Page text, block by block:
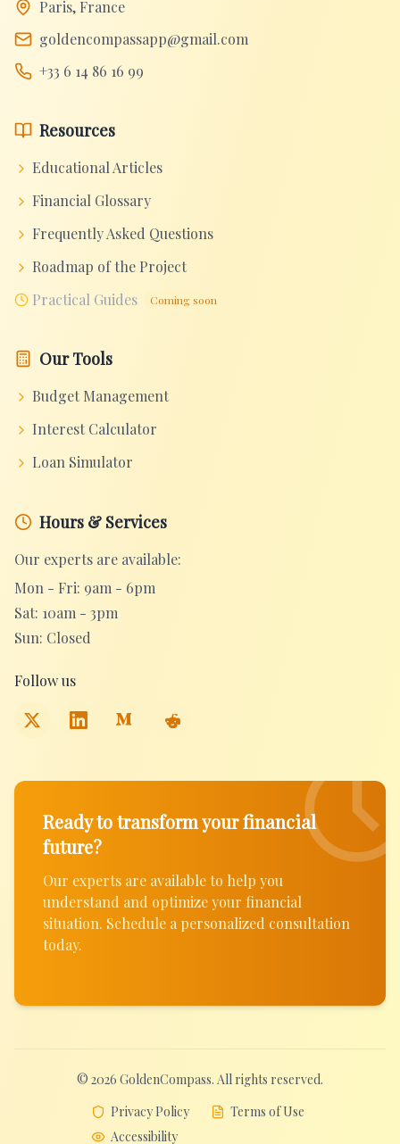
Paris, France
goldencompassapp@gmail.com
+33 6 14 86 16 99
Resources
Educational Articles
Financial Glossary
Frequently Asked Questions
Roadmap of the Project
Practical Guides
Coming soon
Our Tools
Budget Management
Interest Calculator
Loan Simulator
Hours & Services
Our experts are available:
Mon - Fri: 9am - 6pm
Sat: 10am - 3pm
Sun: Closed
Follow us
Ready to transform your financial
future?
Our experts are available to help you
understand and optimize your financial
situation. Schedule a personalized consultation
today.
© 2026 GoldenCompass. All rights reserved.
Privacy Policy
Terms of Use
Accessibility